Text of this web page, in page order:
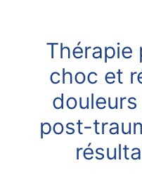
Thérapie
choc et
post-